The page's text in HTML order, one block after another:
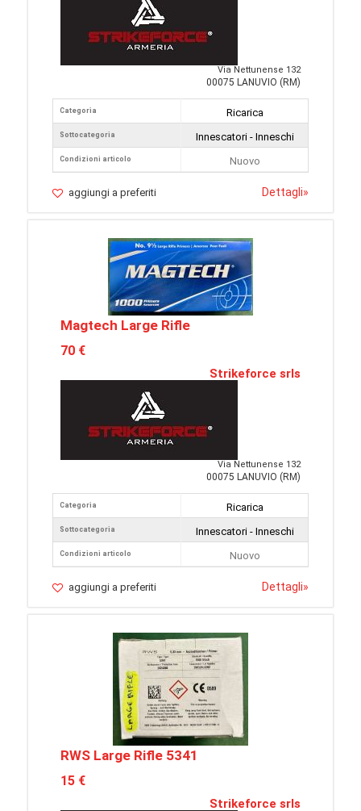
Via Nettunense 132
00075 LANUVIO (RM)
Categoria
Sottocategoria
Condizioni articolo
Ricarica
Innescatori - Inneschi
Nuovo
aggiungi a preferiti Dettagli»
Magtech Large Rifle
70 €
Strikeforce srls
Via Nettunense 132
00075 LANUVIO (RM)
Categoria
Sottocategoria
Condizioni articolo
Ricarica
Innescatori - Inneschi
Nuovo
aggiungi a preferiti Dettagli»
RWS Large Rifle 5341
15 €
Strikeforce srls